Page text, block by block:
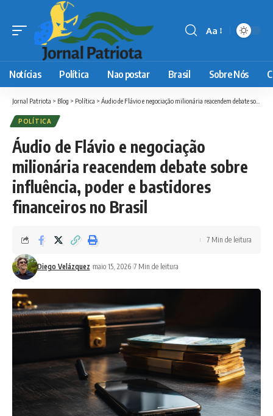
Font
Aa
Notícias Política Nao postar Brasil Sobre Nós
Jornal Patriota > Blog > Política > Áudio de Flávio e negociação milionária reacendem debate sobre influência, poder e bastidores financeiros no Brasil
POLÍTICA
Áudio de Flávio e negociação
milionária reacendem debate sobre
influência, poder e bastidores
financeiros no Brasil
Diego Velázquez maio 15, 2026 7 Min de leitura
7 Min de leitura